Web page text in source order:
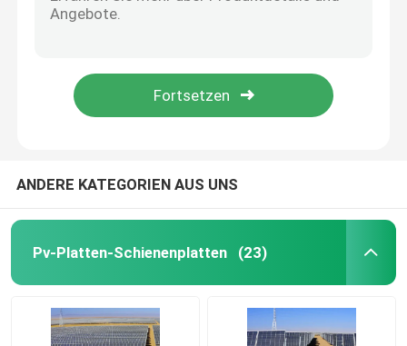
Pv-Verbundsystem
PV rieb die Befestigung von Systemen
Pv-Haltewinkel
ANDERE KATEGORIEN AUS UNS
Pv-Platten-Schienenplatten (23)